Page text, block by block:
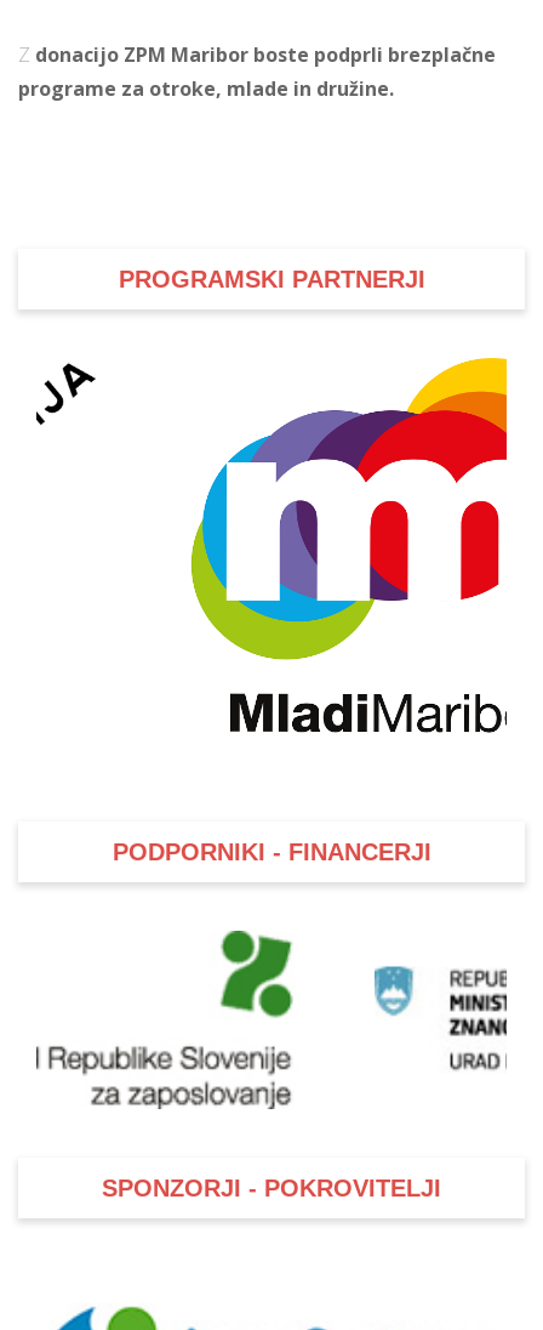
Z donacijo ZPM Maribor boste podprli brezplačne
programe za otroke, mlade in družine.
PROGRAMSKI PARTNERJI
PODPORNIKI - FINANCERJI
SPONZORJI - POKROVITELJI